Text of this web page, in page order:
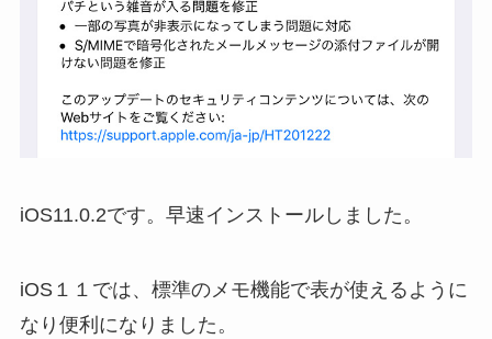
iOS11.0.2です。早速インストールしました。
iOS１１では、標準のメモ機能で表が使えるように
なり便利になりました。